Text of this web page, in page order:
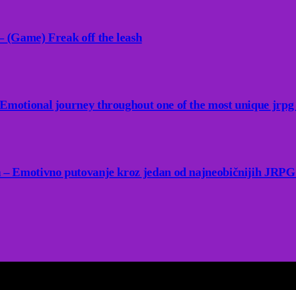
(Game) Freak off the leash
journey throughout one of the most unique jrpg
Emotivno putovanje kroz jedan od najneobičnijih